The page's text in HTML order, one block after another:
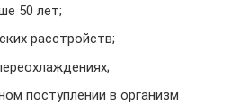
50 лет;
расстройств;
поступлении в организм